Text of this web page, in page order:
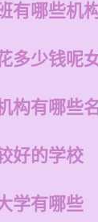
有哪些机
多少钱呢
构有哪些
好的学校
学有哪些